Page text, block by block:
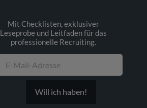
Mit Checklisten, exklusiver
Leseprobe und Leitfaden für das
professionelle Recruiting.